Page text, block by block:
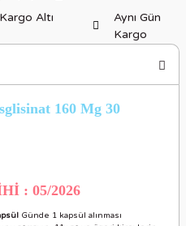
Altı
Aynı Gün
Kargo
160 Mg 30
: 05/2026
Günde 1 kapsül alınması